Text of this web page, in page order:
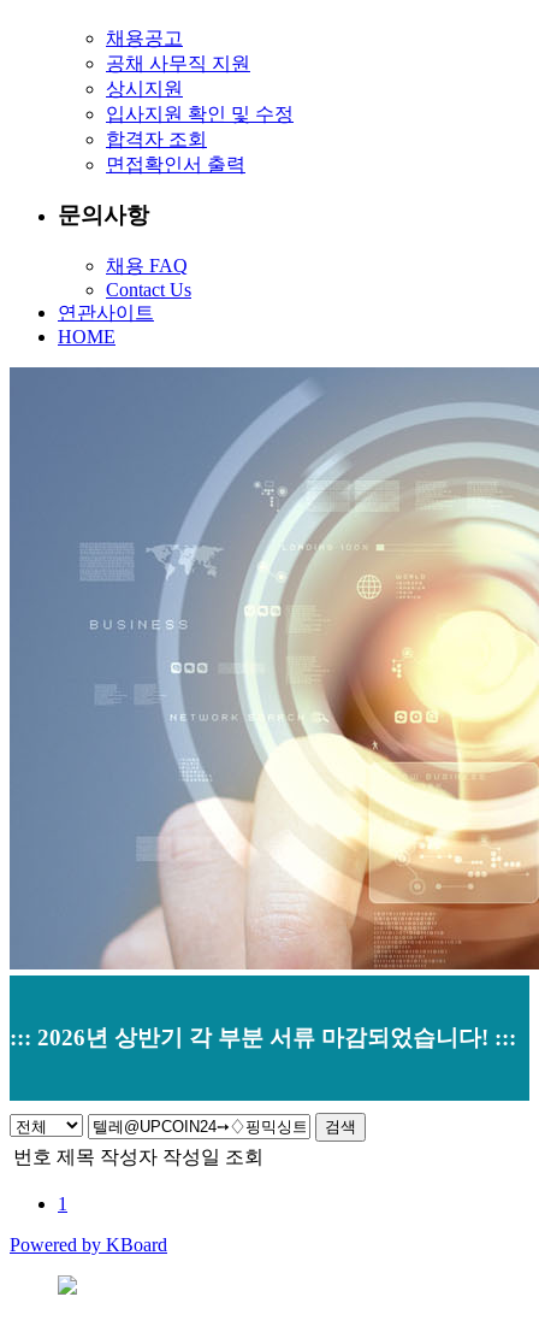
채용공고
공채 사무직 지원
상시지원
입사지원 확인 및 수정
합격자 조회
면접확인서 출력
문의사항
채용 FAQ
Contact Us
연관사이트
HOME
채용안내
Home >
::: 2026년 상반기 각 부분 서류 마감되었습니다! :::
검색
번호 제목 작성자 작성일 조회
1
Powered by KBoard